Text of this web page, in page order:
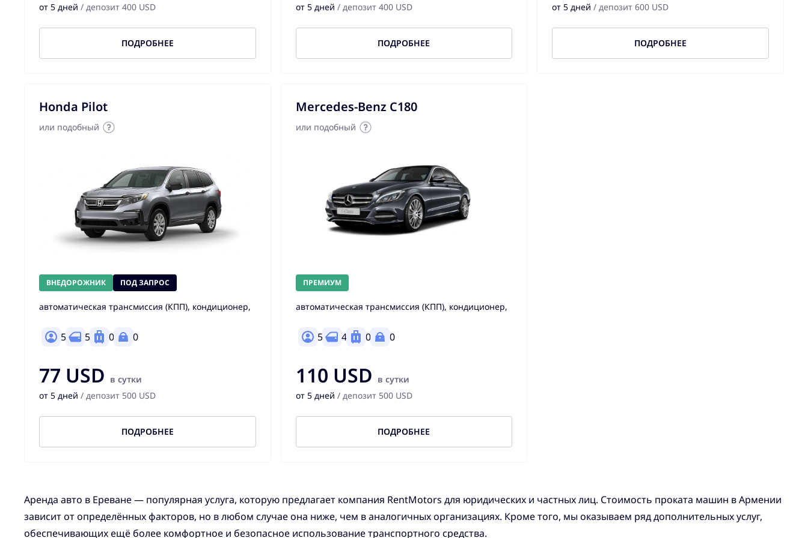
от 5 дней / депозит 400 USD
ПОДРОБНЕЕ
от 5 дней / депозит 400 USD
ПОДРОБНЕЕ
от 5 дней / депозит 600 USD
ПОДРОБНЕЕ
Honda Pilot
или подобный
ВНЕДОРОЖНИК ПОД ЗАПРОС
автоматическая трансмиссия (КПП), кондиционер,
5 5 0 0
77 USD в сутки
от 5 дней / депозит 500 USD
ПОДРОБНЕЕ
Mercedes-Benz C180
или подобный
ПРЕМИУМ
автоматическая трансмиссия (КПП), кондиционер,
5 4 0 0
110 USD в сутки
от 5 дней / депозит 500 USD
ПОДРОБНЕЕ
Аренда авто в Ереване — популярная услуга, которую предлагает компания RentMotors для юридических и частных лиц. Стоимость проката машин в Армении
зависит от определённых факторов, но в любом случае она ниже, чем в аналогичных организациях. Кроме того, мы оказываем ряд дополнительных услуг,
обеспечивающих ещё более комфортное и безопасное использование транспортного средства.